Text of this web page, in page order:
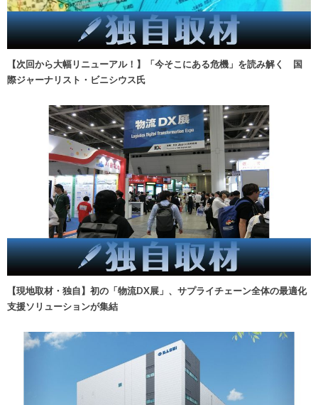
【次回から大幅リニューアル！】「今そこにある危機」を読み解く 国
際ジャーナリスト・ビニシウス氏
【現地取材・独自】初の「物流DX展」、サプライチェーン全体の最適化
支援ソリューションが集結